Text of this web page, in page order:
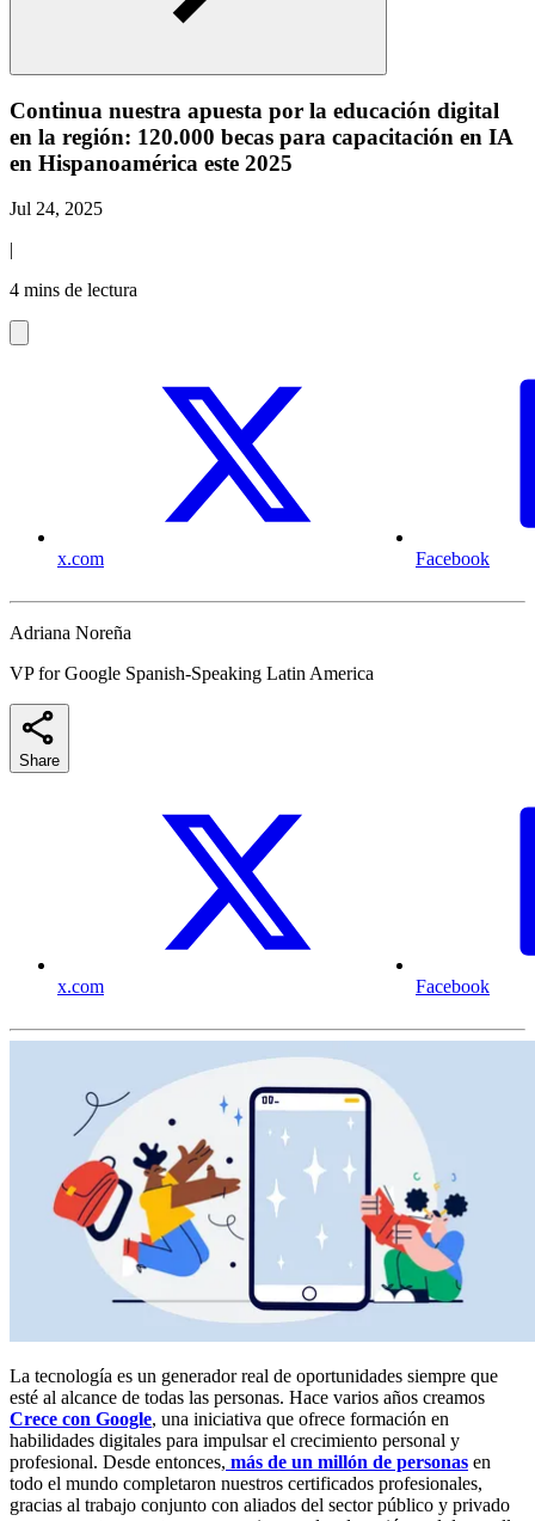
Continua nuestra apuesta por la educación digital
en la región: 120.000 becas para capacitación en IA
en Hispanoamérica este 2025
Jul 24, 2025
|
4 mins de lectura
x.com Facebook
Adriana Noreña
VP for Google Spanish-Speaking Latin America
Share
x.com Facebook
La tecnología es un generador real de oportunidades siempre que
esté al alcance de todas las personas. Hace varios años creamos
Crece con Google, una iniciativa que ofrece formación en
habilidades digitales para impulsar el crecimiento personal y
profesional. Desde entonces, más de un millón de personas en
todo el mundo completaron nuestros certificados profesionales,
gracias al trabajo conjunto con aliados del sector público y privado